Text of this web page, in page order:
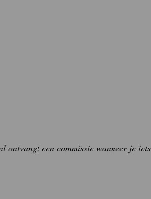
ontvangt een commissie wanneer je iets